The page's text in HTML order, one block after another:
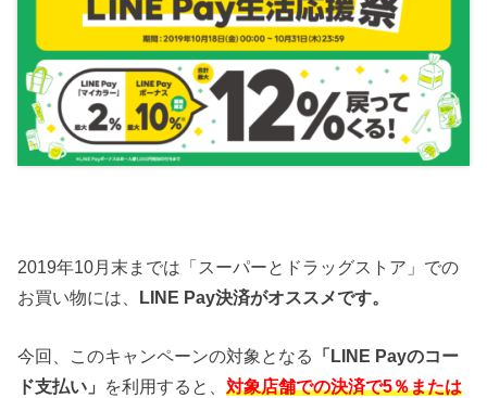
2019年10月末までは「スーパーとドラッグストア」での
お買い物には、 LINE Pay決済がオススメです。
今回、このキャンペーンの対象となる
「LINE Payのコー
ド支払い」 を利用すると、対象店舗での決済で5％または